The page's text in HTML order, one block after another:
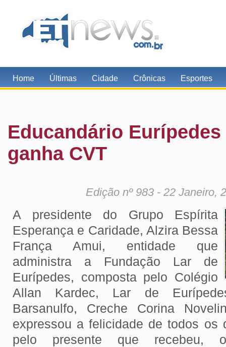
Home Últimas Cidade Crônicas Esportes
Educandário
ganha CVT
Edição nº 983 - 22 Janeiro,
A presidente do Grupo Espírita
Esperança e Caridade, Alzira Bessa
França Amui, entidade que
administra a Fundação Lar de
Eurípedes, composta pelo Colégio
Allan Kardec, Lar de
Barsanulfo, Creche Corina
expressou a felicidade de todos os
pelo presente que recebeu,